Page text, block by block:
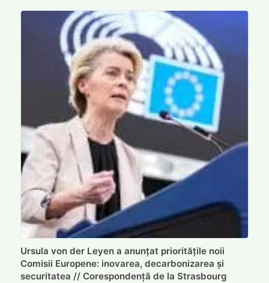
Ursula von der Leyen a anunțat prioritățile noii
Comisii Europene: inovarea, decarbonizarea și
securitatea // Corespondență de la Strasbourg